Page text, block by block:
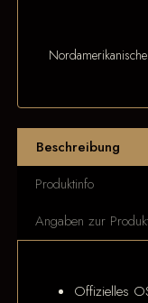
Beschreibung
Produktinfo
Angaben zur
Offizielles